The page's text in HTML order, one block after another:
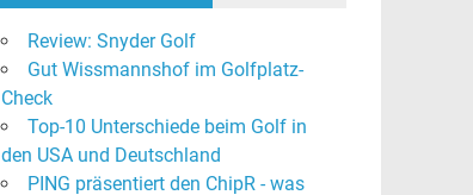
Review: Snyder Golf
Gut Wissmannshof im Golfplatz-
Check
Top-10 Unterschiede beim Golf in
den USA und Deutschland
PING präsentiert den ChipR - was